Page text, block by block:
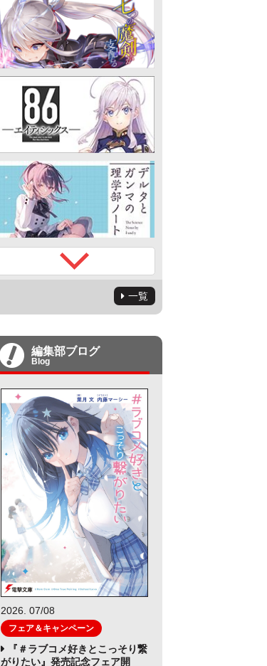
一覧
編集部ブログ
Blog
2026. 07/08
フェア＆キャンペーン
『＃ラブコメ好きとこっそり繋
がりたい』発売記念フェア開